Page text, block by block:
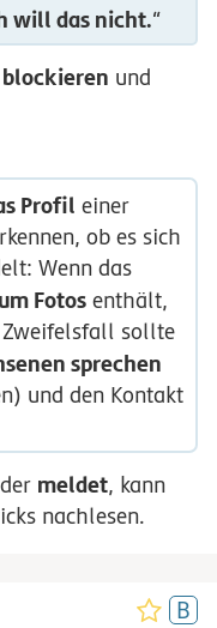
will das nicht.“
blockieren und
Profil einer
ob es sich
Wenn das
Fotosenthält,
sollte
sprechen
und den Kontakt
meldet, kann
nachlesen.